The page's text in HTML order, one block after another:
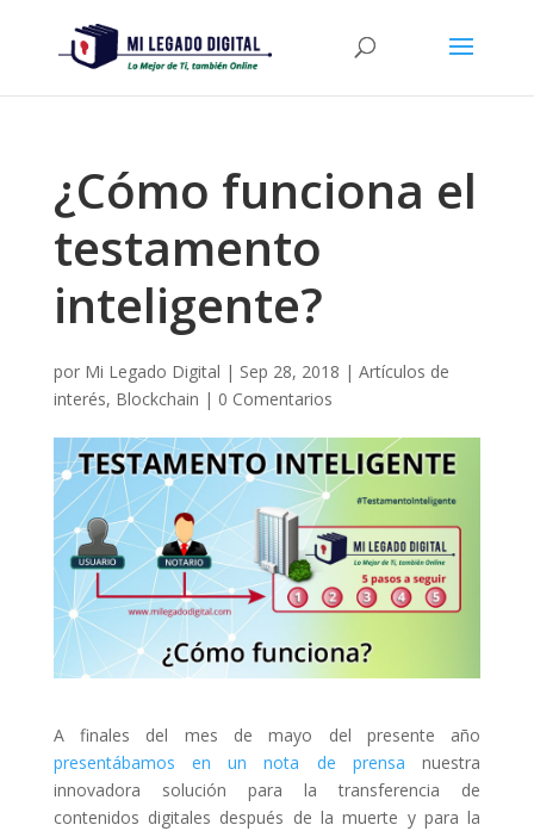
¿Cómo funciona el
testamento
inteligente?
por Mi Legado Digital | Sep 28, 2018 | Artículos de
interés, Blockchain | 0 Comentarios
A finales del mes de mayo del presente año
presentábamos en un nota de prensa nuestra
innovadora solución para la transferencia de
contenidos digitales después de la muerte y para la